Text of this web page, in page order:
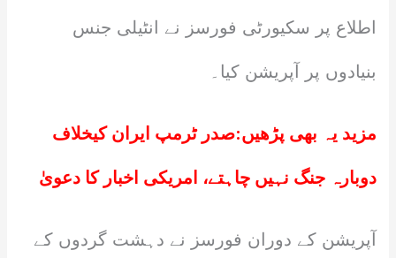
اطلاع پر سکیورٹی فورسز نے انٹیلی جنس
بنیادوں پر آپریشن کیا۔
مزید یہ بھی پڑھیں:صدر ٹرمپ ایران کیخلاف
دوبارہ جنگ نہیں چاہتے، امریکی اخبار کا دعویٰ
آپریشن کے دوران فورسز نے دہشت گردوں کے